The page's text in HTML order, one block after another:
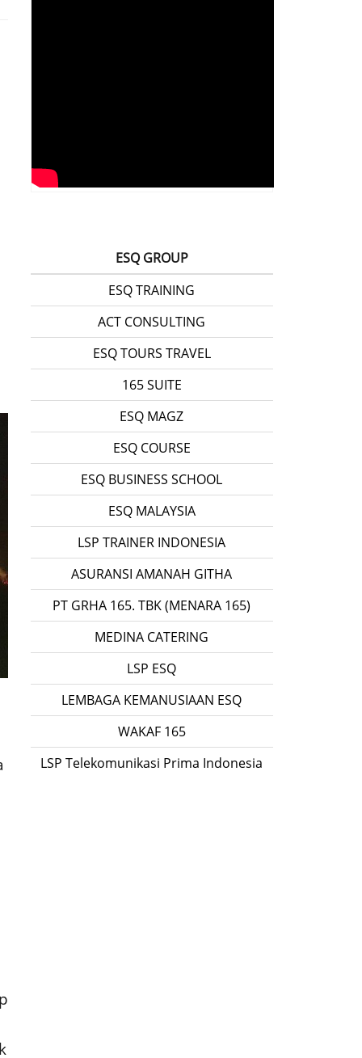
ESQ GROUP
ESQ TRAINING
ACT CONSULTING
ESQ TOURS TRAVEL
165 SUITE
ESQ MAGZ
ESQ COURSE
ESQ BUSINESS SCHOOL
ESQ MALAYSIA
LSP TRAINER INDONESIA
ASURANSI AMANAH GITHA
PT GRHA 165. TBK (MENARA 165)
MEDINA CATERING
LSP ESQ
LEMBAGA KEMANUSIAAN ESQ
WAKAF 165
LSP Telekomunikasi Prima Indonesia